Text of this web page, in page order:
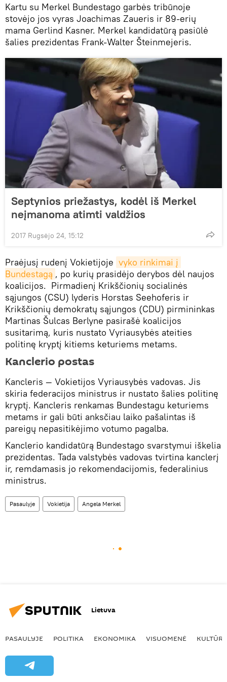
Kartu su Merkel Bundestago garbės tribūnoje
stovėjo jos vyras Joachimas Zaueris ir 89-erių
mama Gerlind Kasner. Merkel kandidatūrą pasiūlė
šalies prezidentas Frank-Walter Šteinmejeris.
Septynios priežastys, kodėl iš Merkel
neįmanoma atimti valdžios
2017 Rugsėjo 24, 15:12
Praėjusį rudenį Vokietijoje vyko rinkimai į
Bundestagą , po kurių prasidėjo derybos dėl naujos
koalicijos. Pirmadienį Krikščionių socialinės
sąjungos (CSU) lyderis Horstas Seehoferis ir
Krikščionių demokratų sąjungos (CDU) pirmininkas
Martinas Šulcas Berlyne pasirašė koalicijos
susitarimą, kuris nustato Vyriausybės ateities
politinę kryptį kitiems keturiems metams.
Kanclerio postas
Kancleris — Vokietijos Vyriausybės vadovas. Jis
skiria federacijos ministrus ir nustato šalies politinę
kryptį. Kancleris renkamas Bundestagu keturiems
metams ir gali būti anksčiau laiko pašalintas iš
pareigų nepasitikėjimo votumo pagalba.
Kanclerio kandidatūrą Bundestago svarstymui iškelia
prezidentas. Tada valstybės vadovas tvirtina kanclerį
ir, remdamasis jo rekomendacijomis, federalinius
ministrus.
Pasaulyje Vokietija Angela Merkel
Lietuva
PASAULYJE POLITIKA EKONOMIKA VISUOMENĖ KULTŪRA